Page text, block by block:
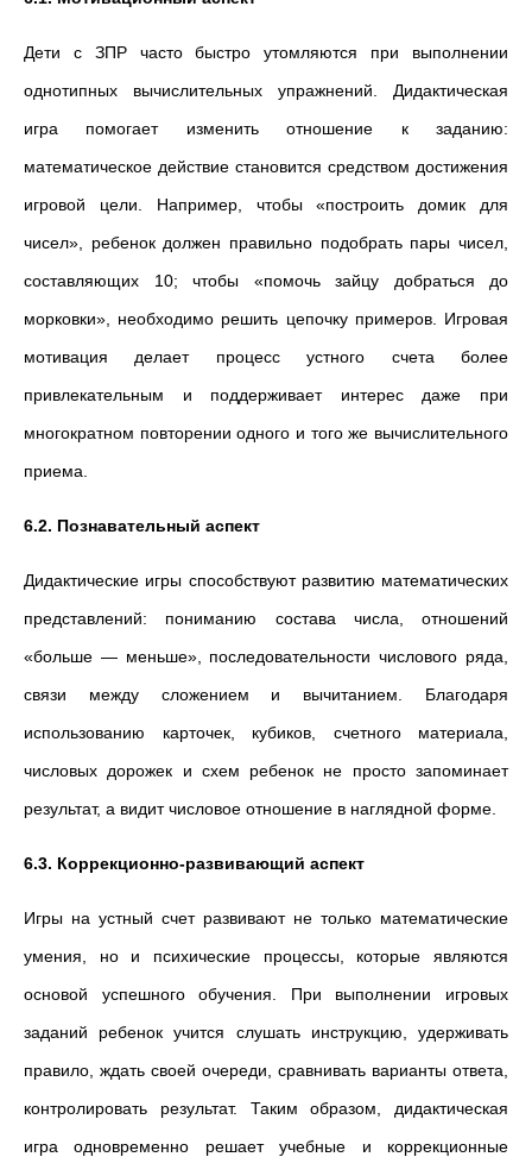
Дети с ЗПР часто быстро утомляются при выполнении
однотипных вычислительных упражнений. Дидактическая
игра помогает изменить отношение к заданию:
математическое действие становится средством достижения
игровой цели. Например, чтобы «построить домик для
чисел», ребенок должен правильно подобрать пары чисел,
составляющих 10; чтобы «помочь зайцу добраться до
морковки», необходимо решить цепочку примеров. Игровая
мотивация делает процесс устного счета более
привлекательным и поддерживает интерес даже при
многократном повторении одного и того же вычислительного
приема.
6.2. Познавательный аспект
Дидактические игры способствуют развитию математических
представлений: пониманию состава числа, отношений
«больше — меньше», последовательности числового ряда,
связи между сложением и вычитанием. Благодаря
использованию карточек, кубиков, счетного материала,
числовых дорожек и схем ребенок не просто запоминает
результат, а видит числовое отношение в наглядной форме.
6.3. Коррекционно-развивающий аспект
Игры на устный счет развивают не только математические
умения, но и психические процессы, которые являются
основой успешного обучения. При выполнении игровых
заданий ребенок учится слушать инструкцию, удерживать
правило, ждать своей очереди, сравнивать варианты ответа,
контролировать результат. Таким образом, дидактическая
игра одновременно решает учебные и коррекционные